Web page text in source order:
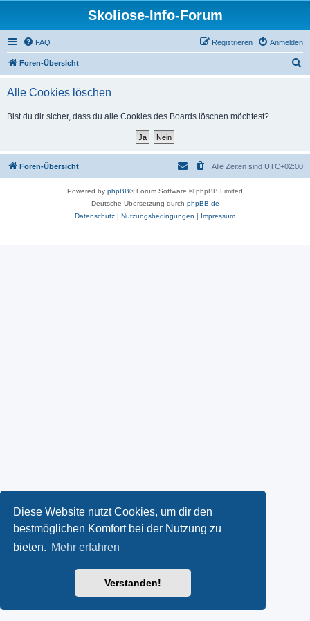
Diese Website nutzt Cookies, um dir den
bestmöglichen Komfort bei der Nutzung zu
bieten. Mehr erfahren
Verstanden!
Skoliose-Info-Forum
FAQ Anmelden
Registrieren
Foren-Übersicht
Alle Cookies löschen
Bist du dir sicher, dass du alle Cookies des Boards löschen möchtest?
Foren-Übersicht Alle Zeiten sind UTC+02:00
Powered by phpBB® Forum Software © phpBB Limited
Deutsche Übersetzung durch phpBB.de
Datenschutz | Nutzungsbedingungen | Impressum